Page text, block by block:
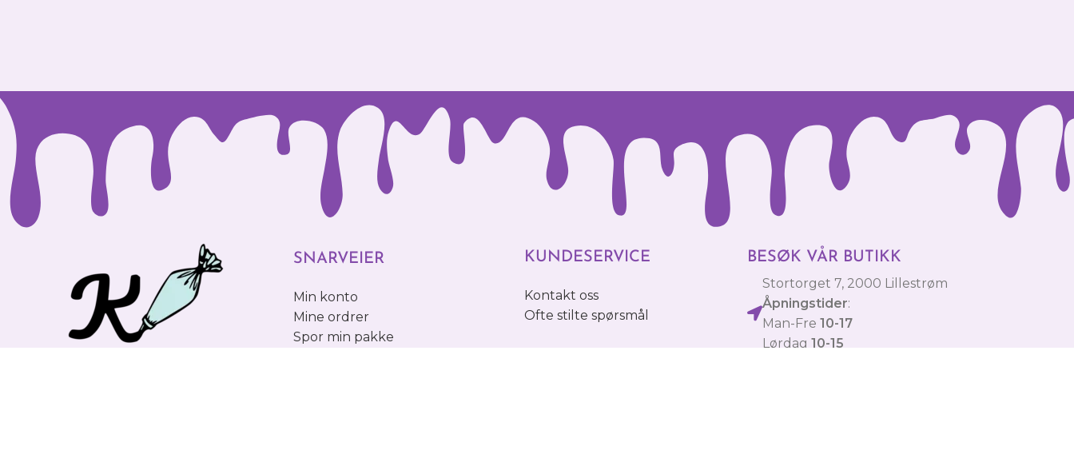
SNARVEIER
Min konto
Mine ordrer
Spor min pakke
KUNDESERVICE
Kontakt oss
Ofte stilte spørsmål
BESØK VÅR BUTIKK
Stortorget 7, 2000 Lillestrøm
Åpningstider:
Man-Fre10-17
Lørdag10-15